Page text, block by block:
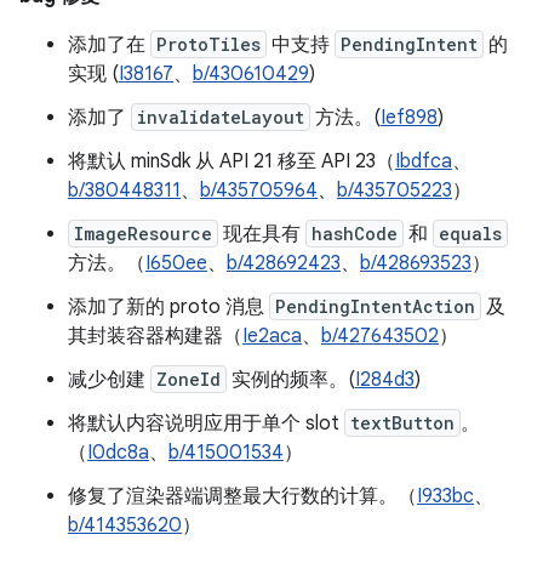
添加了在 ProtoTiles 中支持 PendingIntent 的
实现 (I38167、 b/430610429)
添加了
invalidateLayout 方法。(Ief898)
将默认 minSdk 从 API 21 移至 API 23（Ibdfca、
b/380448311 、 b/435705964、 b/435705223）
ImageResource 现在具有 hashCode 和 equals
方法。（I650ee、 b/428692423、 b/428693523）
添加了新的 proto 消息 PendingIntentAction 及
其封装容器构建器（Ie2aca、 b/427643502）
减少创建 ZoneId 实例的频率。(I284d3)
将默认内容说明应用于单个 slot textButton 。
（I0dc8a、 b/415001534）
修复了渲染器端调整最大行数的计算。（I933bc、
b/414353620）